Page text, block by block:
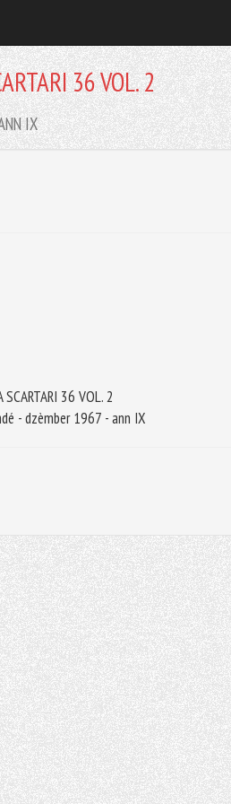
36 VOL. 2
IX
SCARTARI 36 VOL. 2
- dzèmber 1967 - ann IX